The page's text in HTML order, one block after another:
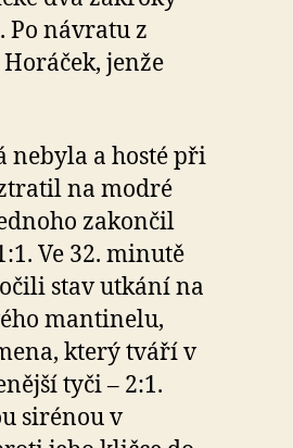
Po návratu z
jenže
nebyla a hosté při
na modré
zakončil
Ve 32. minutě
stav utkání na
mantinelu,
který tváří v
tyči – 2:1.
sirénou v